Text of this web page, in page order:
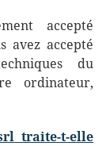
accepté
avez accepté
du
ordinateur,
traite-t-elle